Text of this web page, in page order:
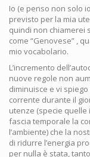
Io (e penso non solo
previsto per la mia
quindi non chiamerei
come “Genovese” ,
mio vocabolario.
L’incremento
nuove regole non
diminuisce e vi
corrente durante il
utenze (specie
fascia temporale la
l’ambiente) che la
di ridurre l’energia
per nulla è stata,